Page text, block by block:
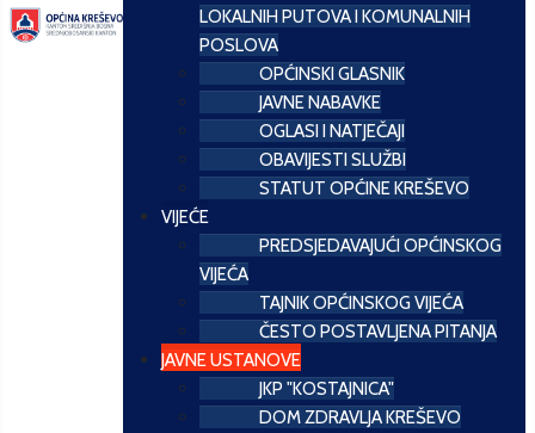
LOKALNIH PUTOVA I KOMUNALNIH
POSLOVA
OPĆINSKI GLASNIK
JAVNE NABAVKE
OGLASI I NATJEČAJI
OBAVIJESTI SLUŽBI
STATUT OPĆINE KREŠEVO
VIJEĆE
PREDSJEDAVAJUĆI OPĆINSKOG
VIJEĆA
TAJNIK OPĆINSKOG VIJEĆA
ČESTO POSTAVLJENA PITANJA
JAVNE USTANOVE
JKP "KOSTAJNICA"
DOM ZDRAVLJA KREŠEVO